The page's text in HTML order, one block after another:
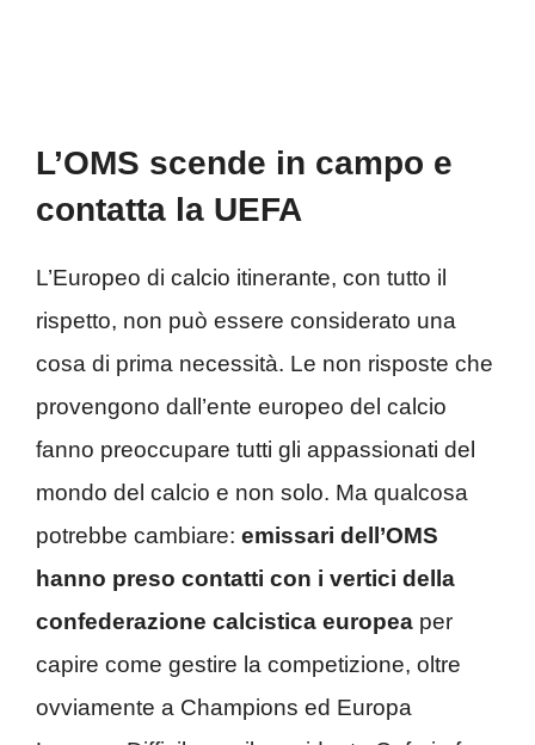
L’OMS scende in campo e
contatta la UEFA
L’Europeo di calcio itinerante, con tutto il
rispetto, non può essere considerato una
cosa di prima necessità. Le non risposte che
provengono dall’ente europeo del calcio
fanno preoccupare tutti gli appassionati del
mondo del calcio e non solo. Ma qualcosa
potrebbe cambiare: emissari dell’OMS
hanno preso contatti con i vertici della
confederazione calcistica europea per
capire come gestire la competizione, oltre
ovviamente a Champions ed Europa